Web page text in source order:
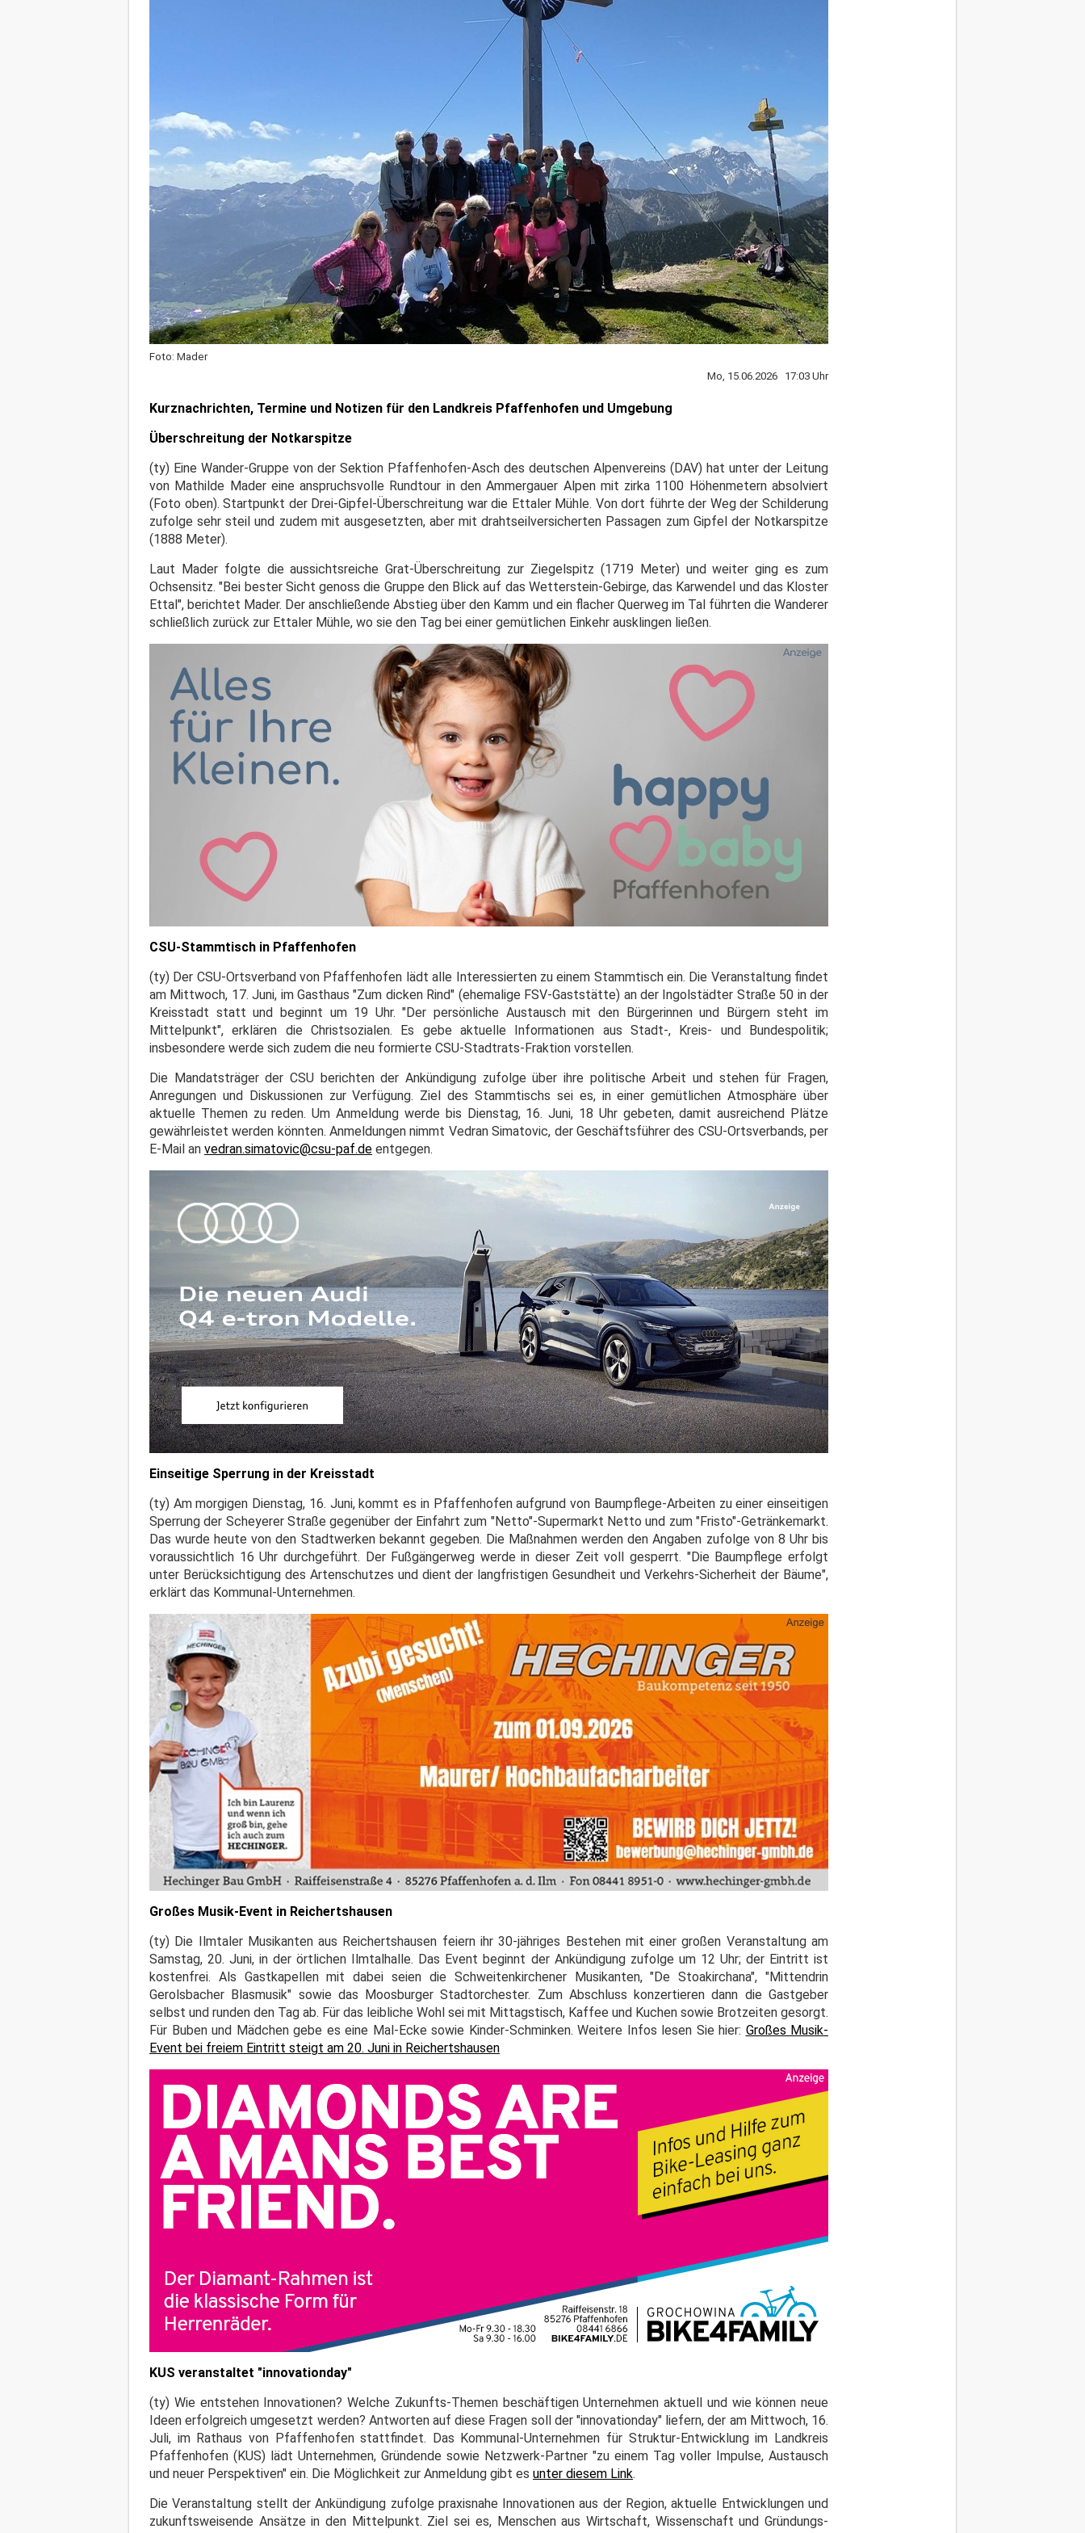
Foto: Mader
Mo, 15.06.2026 17:03 Uhr
Kurznachrichten, Termine und Notizen für den Landkreis Pfaffenhofen und Umgebung
Überschreitung der Notkarspitze
(ty) Eine Wander-Gruppe von der Sektion Pfaffenhofen-Asch des deutschen Alpenvereins (DAV) hat unter der Leitung
von Mathilde Mader eine anspruchsvolle Rundtour in den Ammergauer Alpen mit zirka 1100 Höhenmetern absolviert
(Foto oben). Startpunkt der Drei-Gipfel-Überschreitung war die Ettaler Mühle. Von dort führte der Weg der Schilderung
zufolge sehr steil und zudem mit ausgesetzten, aber mit drahtseilversicherten Passagen zum Gipfel der Notkarspitze
(1888 Meter).
Laut Mader folgte die aussichtsreiche Grat-Überschreitung zur Ziegelspitz (1719 Meter) und weiter ging es zum
Ochsensitz. "Bei bester Sicht genoss die Gruppe den Blick auf das Wetterstein-Gebirge, das Karwendel und das Kloster
Ettal", berichtet Mader. Der anschließende Abstieg über den Kamm und ein flacher Querweg im Tal führten die Wanderer
schließlich zurück zur Ettaler Mühle, wo sie den Tag bei einer gemütlichen Einkehr ausklingen ließen.
CSU-Stammtisch in Pfaffenhofen
(ty) Der CSU-Ortsverband von Pfaffenhofen lädt alle Interessierten zu einem Stammtisch ein. Die Veranstaltung findet
am Mittwoch, 17. Juni, im Gasthaus "Zum dicken Rind" (ehemalige FSV-Gaststätte) an der Ingolstädter Straße 50 in der
Kreisstadt statt und beginnt um 19 Uhr. "Der persönliche Austausch mit den Bürgerinnen und Bürgern steht im
Mittelpunkt", erklären die Christsozialen. Es gebe aktuelle Informationen aus Stadt-, Kreis- und Bundespolitik;
insbesondere werde sich zudem die neu formierte CSU-Stadtrats-Fraktion vorstellen.
Die Mandatsträger der CSU berichten der Ankündigung zufolge über ihre politische Arbeit und stehen für Fragen,
Anregungen und Diskussionen zur Verfügung. Ziel des Stammtischs sei es, in einer gemütlichen Atmosphäre über
aktuelle Themen zu reden. Um Anmeldung werde bis Dienstag, 16. Juni, 18 Uhr gebeten, damit ausreichend Plätze
gewährleistet werden könnten. Anmeldungen nimmt Vedran Simatovic, der Geschäftsführer des CSU-Ortsverbands, per
E-Mail an vedran.simatovic@csu-paf.de entgegen.
Einseitige Sperrung in der Kreisstadt
(ty) Am morgigen Dienstag, 16. Juni, kommt es in Pfaffenhofen aufgrund von Baumpflege-Arbeiten zu einer einseitigen
Sperrung der Scheyerer Straße gegenüber der Einfahrt zum "Netto"-Supermarkt Netto und zum "Fristo"-Getränkemarkt.
Das wurde heute von den Stadtwerken bekannt gegeben. Die Maßnahmen werden den Angaben zufolge von 8 Uhr bis
voraussichtlich 16 Uhr durchgeführt. Der Fußgängerweg werde in dieser Zeit voll gesperrt. "Die Baumpflege erfolgt
unter Berücksichtigung des Artenschutzes und dient der langfristigen Gesundheit und Verkehrs-Sicherheit der Bäume",
erklärt das Kommunal-Unternehmen.
Großes Musik-Event in Reichertshausen
(ty) Die Ilmtaler Musikanten aus Reichertshausen feiern ihr 30-jähriges Bestehen mit einer großen Veranstaltung am
Samstag, 20. Juni, in der örtlichen Ilmtalhalle. Das Event beginnt der Ankündigung zufolge um 12 Uhr; der Eintritt ist
kostenfrei. Als Gastkapellen mit dabei seien die Schweitenkirchener Musikanten, "De Stoakirchana", "Mittendrin
Gerolsbacher Blasmusik" sowie das Moosburger Stadtorchester. Zum Abschluss konzertieren dann die Gastgeber
selbst und runden den Tag ab. Für das leibliche Wohl sei mit Mittagstisch, Kaffee und Kuchen sowie Brotzeiten gesorgt.
Für Buben und Mädchen gebe es eine Mal-Ecke sowie Kinder-Schminken. Weitere Infos lesen Sie hier: Großes Musik-
Event bei freiem Eintritt steigt am 20. Juni in Reichertshausen
KUS veranstaltet "innovationday"
(ty) Wie entstehen Innovationen? Welche Zukunfts-Themen beschäftigen Unternehmen aktuell und wie können neue
Ideen erfolgreich umgesetzt werden? Antworten auf diese Fragen soll der "innovationday" liefern, der am Mittwoch, 16.
Juli, im Rathaus von Pfaffenhofen stattfindet. Das Kommunal-Unternehmen für Struktur-Entwicklung im Landkreis
Pfaffenhofen (KUS) lädt Unternehmen, Gründende sowie Netzwerk-Partner "zu einem Tag voller Impulse, Austausch
und neuer Perspektiven" ein. Die Möglichkeit zur Anmeldung gibt es unter diesem Link.
Die Veranstaltung stellt der Ankündigung zufolge praxisnahe Innovationen aus der Region, aktuelle Entwicklungen und
zukunftsweisende Ansätze in den Mittelpunkt. Ziel sei es, Menschen aus Wirtschaft, Wissenschaft und Gründungs-